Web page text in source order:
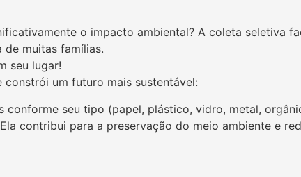
o impacto ambiental? A coleta seletiva
muitas famílias.
seu lugar!
um futuro mais sustentável:
seu tipo (papel, plástico, vidro, metal,
contribui para a preservação do meio ambiente e